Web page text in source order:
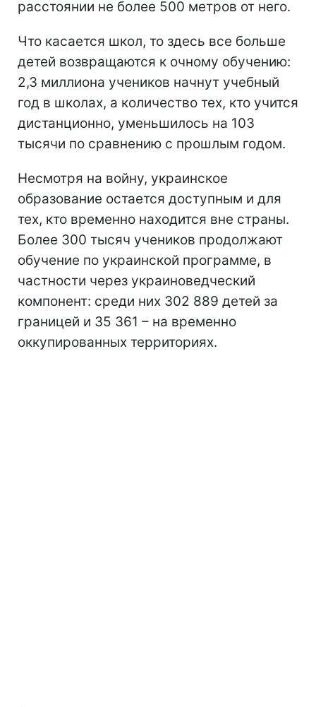
расстоянии не более 500 метров от него.
Что касается школ, то здесь все больше
детей возвращаются к очному обучению:
2,3 миллиона учеников начнут учебный
год в школах, а количество тех, кто учится
дистанционно, уменьшилось на 103
тысячи по сравнению с прошлым годом.
Несмотря на войну, украинское
образование остается доступным и для
тех, кто временно находится вне страны.
Более 300 тысяч учеников продолжают
обучение по украинской программе, в
частности через украиноведческий
компонент: среди них 302 889 детей за
границей и 35 361 – на временно
оккупированных территориях.